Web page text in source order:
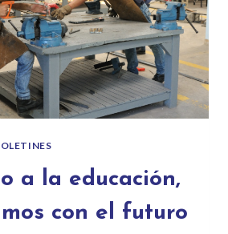
a la educación,
con el futuro